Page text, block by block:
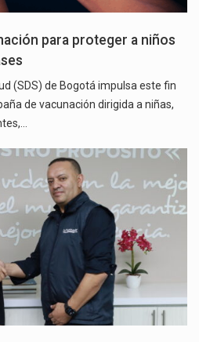
para proteger a niños
(SDS) de Bogotá impulsa este fin
de vacunación dirigida a niñas,